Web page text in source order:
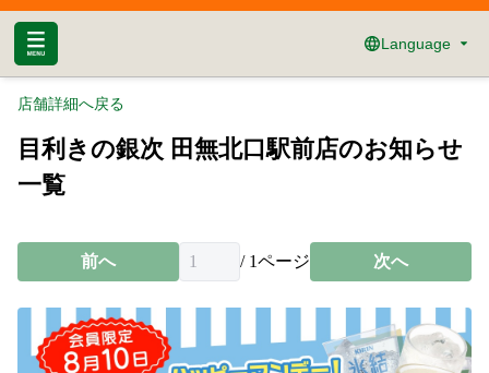
Language
店舗詳細へ戻る
目利きの銀次 田無北口駅前店のお知らせ
一覧
前へ / 1ページ 次へ